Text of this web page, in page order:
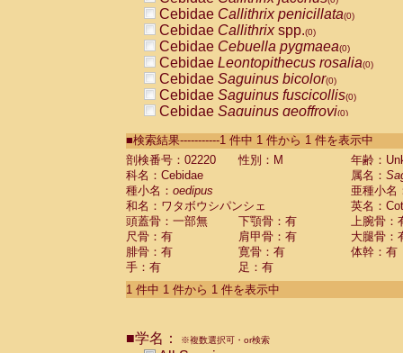
Cebidae Callithrix penicillata(0)
Cebidae Callithrixspp.(0)
Cebidae Cebuella pygmaea(0)
Cebidae Leontopithecus rosalia(0)
Cebidae Saguinus bicolor(0)
Cebidae Saguinus fuscicollis(0)
Cebidae Saguinus geoffroyi(0)
CebidaeSaguinus labiatus(0)
Cebidae Saguinus leucopus (0)
Cebidae
Cebidae
CebidaeSaguinus nigricollis (0)
Cebidae Saguinus oedipus
Cebidae Saguinus weddelli
Cebidae Saguinusspp.
Cebidae Aotus trivirgatus
Cebidae Cebus albifrons
CebidaeCebus nigrivittatus
■検索結果-----------1 件中 1 件から 1 件を表示中
剖検番号：02220
性別：M
年齢：
科名：Cebidae
属名：
種小名： oedipus
亜種小名
和名：ワタボウシパンシェ
英名：
頭蓋骨：一部無
下顎骨：有
上腕骨：
尺骨：有
肩甲骨：有
大腿骨：
腓骨：有
寛骨：有
体幹：有
手：有
足：有
1 件中 1 件から 1 件を表示中
■学名： ※複数選択可・or検索